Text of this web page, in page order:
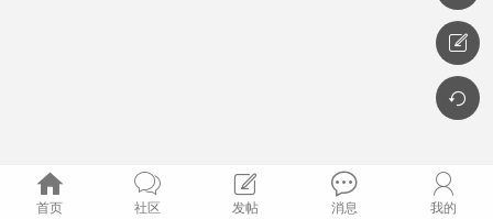

首页

社区

发帖

消息

我的

